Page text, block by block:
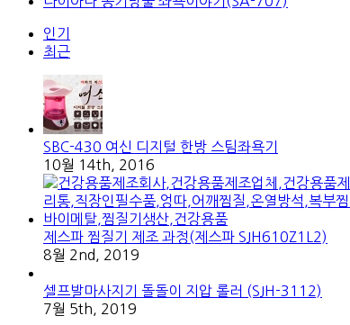
인기
최근
SBC-430 여신 디지털 한방 스팀좌욕기
10월 14th, 2016
제스파 찜질기 제조 과정(제스파 SJH610Z1L2)
8월 2nd, 2019
셀프발마사지기 돌돌이 지압 롤러 (SJH-3112)
7월 5th, 2019